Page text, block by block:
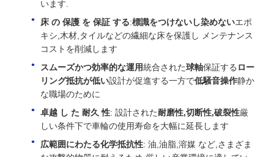
います.
床 の 保護 を 保証 する:標識をつけないし染めないエポ
キシ,木材,タイルなどの繊細な床を保護し メンテナンス
コストを削減します
スムーズかつ効率的な運用統合された球軸保証する ロー
リング抵抗が低い設計が促進する一方で低騒音操作静か
な職場のために
卓越 し た 耐久 性: 設計された耐磨性,切断性,破裂性厳
しい条件下で車輪の使用寿命を大幅に延長します
広範囲にわたる化学抵抗性: 油,油脂,溶媒 など,さまざま